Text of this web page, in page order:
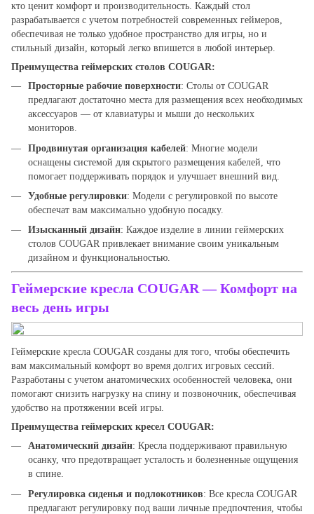
кто ценит комфорт и производительность. Каждый стол
разрабатывается с учетом потребностей современных геймеров,
обеспечивая не только удобное пространство для игры, но и
стильный дизайн, который легко впишется в любой интерьер.
Преимущества геймерских столов COUGAR:
Просторные рабочие поверхности: Столы от COUGAR
предлагают достаточно места для размещения всех необходимых
аксессуаров — от клавиатуры и мыши до нескольких
мониторов.
Продвинутая организация кабелей: Многие модели
оснащены системой для скрытого размещения кабелей, что
помогает поддерживать порядок и улучшает внешний вид.
Удобные регулировки: Модели с регулировкой по высоте
обеспечат вам максимально удобную посадку.
Изысканный дизайн: Каждое изделие в линии геймерских
столов COUGAR привлекает внимание своим уникальным
дизайном и функциональностью.
Геймерские кресла COUGAR— Комфорт на
весь день игры
Геймерские кресла COUGAR созданы для того, чтобы обеспечить
вам максимальный комфорт во время долгих игровых сессий.
Разработаны с учетом анатомических особенностей человека, они
помогают снизить нагрузку на спину и позвоночник, обеспечивая
удобство на протяжении всей игры.
Преимущества геймерских кресел COUGAR:
Анатомический дизайн: Кресла поддерживают правильную
осанку, что предотвращает усталость и болезненные ощущения
в спине.
Регулировка сиденья и подлокотников: Все кресла COUGAR
предлагают регулировку под ваши личные предпочтения, чтобы